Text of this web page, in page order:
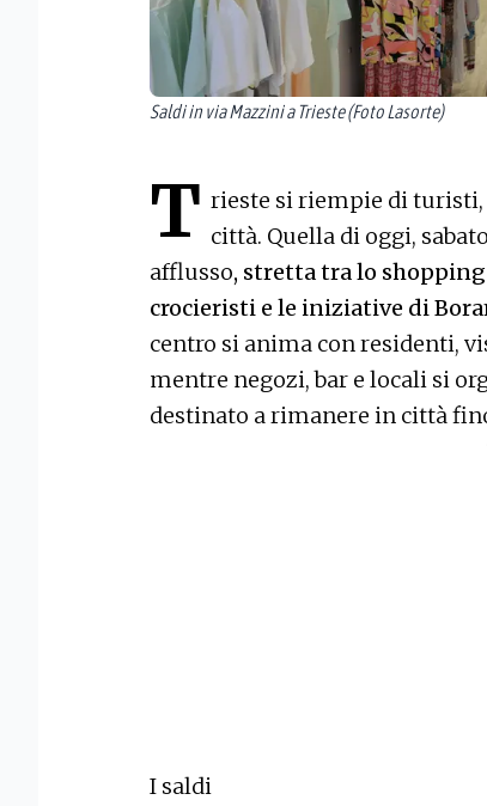
Saldi in via Mazzini a Trieste (Foto Lasorte)
T rieste si riempie di turisti,
città. Quella di oggi,
afflusso, stretta tra lo
crocieristi e le iniziative di
centro si anima con residenti,
mentre negozi, bar e locali si
destinato a rimanere in città
I saldi